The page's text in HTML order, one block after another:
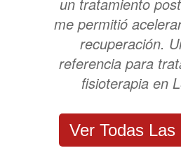
me permitió
recuperación.
referencia para
fisioterapia en
Ver Todas Las